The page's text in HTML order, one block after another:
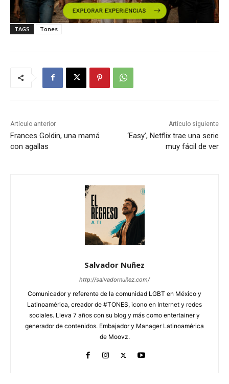
TAGS Tones
Artículo anterior
Frances Goldin, una mamá
con agallas
Artículo siguiente
‘Easy’, Netflix trae una serie
muy fácil de ver
Salvador Nuñez
http://salvadornuñez.com/
Comunicador y referente de la comunidad LGBT en México y
Latinoamérica, creador de #TONES, icono en Internet y redes
sociales. Lleva 7 años con su blog y más como entertainer y
generador de contenidos. Embajador y Manager Latinoamérica
de Moovz.